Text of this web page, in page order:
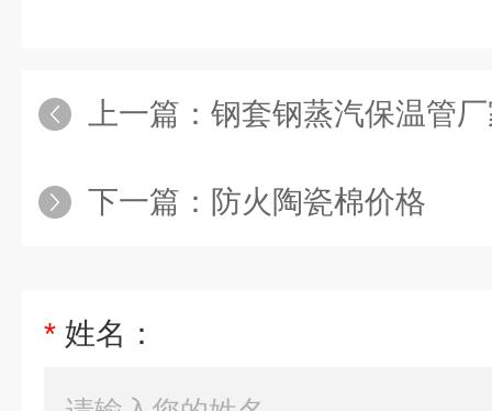
上一篇： 钢套钢蒸汽保温管
下一篇： 防火陶瓷棉价格
* 姓名：